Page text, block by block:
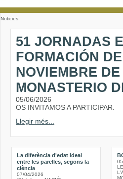
Noticies
51 JORNADAS
FORMACIÓN
NOVIEMBRE
MONASTERIO
05/06/2026
OS INVITAMOS A PARTICIPAR.
Llegir més...
La diferència d'edat ideal
entre les parelles, segons la
ciència
07/04/2026